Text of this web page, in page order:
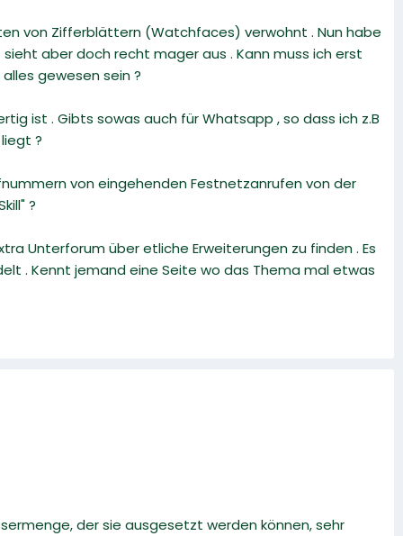
von Zifferblättern (Watchfaces) verwohnt . Nun habe
aber doch recht mager aus . Kann muss ich erst
gewesen sein ?
ist . Gibts sowas auch für Whatsapp , so dass ich z.B
?
von eingehenden Festnetzanrufen von der
?
Unterforum über etliche Erweiterungen zu finden . Es
. Kennt jemand eine Seite wo das Thema mal etwas
der sie ausgesetzt werden können, sehr